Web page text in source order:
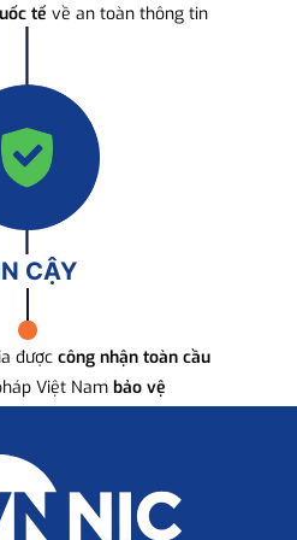
tế về an toàn thông tin
CẬY
được công nhận toàn cầu
Việt Nam bảo vệ